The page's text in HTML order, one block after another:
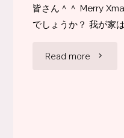
皆さん＾＾ Merry
でしょうか？ 我が家
Read more "Q&A